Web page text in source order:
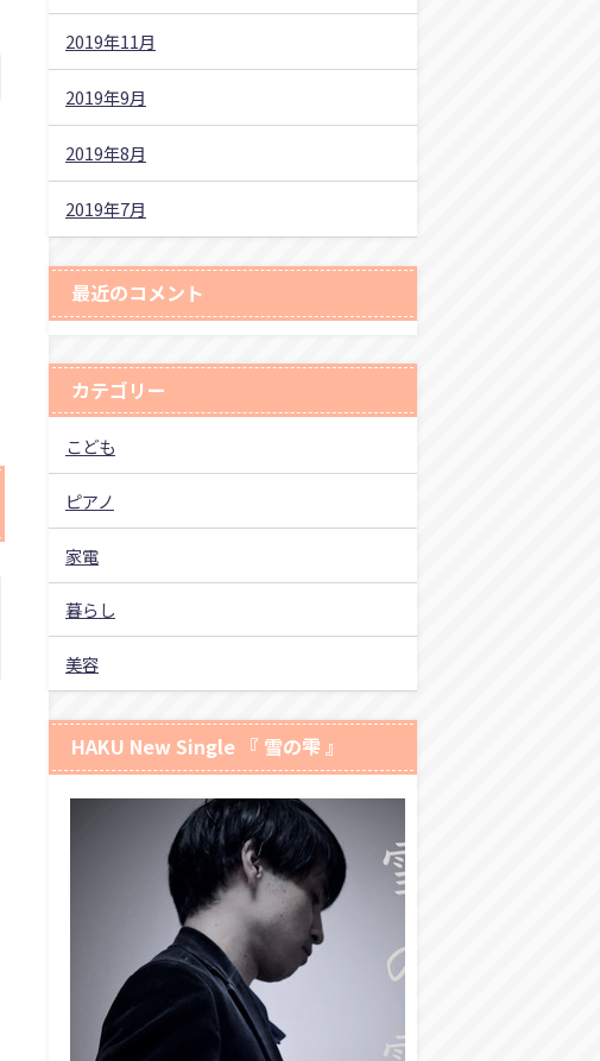
2019年11月
2019年9月
2019年8月
2019年7月
最近のコメント
カテゴリー
こども
ピアノ
家電
暮らし
美容
HAKU New Single 『 雪の雫 』